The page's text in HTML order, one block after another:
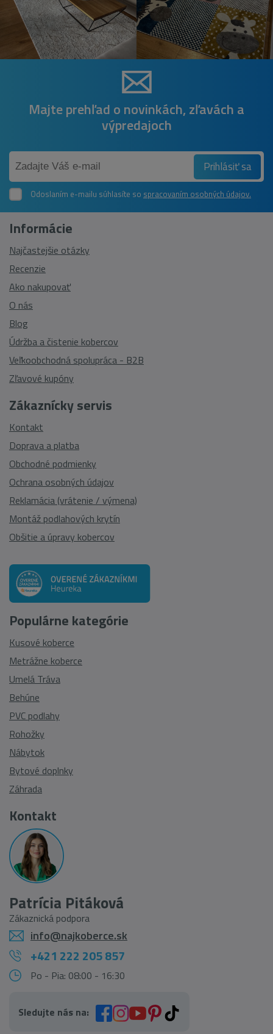
Majte prehľad o novinkách, zľavách a
výpredajoch
Prihlásiť sa
Odoslaním e-mailu súhlasíte so spracovaním osobných údajov.
Zákaznícky servis
Kontakt
Doprava a platba
Obchodné podmienky
Ochrana osobných údajov
Reklamácia (vrátenie / výmena)
Montáž podlahových krytín
Obšitie a úpravy kobercov
Informácie
Najčastejšie otázky
Recenzie
Ako nakupovať
O nás
Blog
Údržba a čistenie kobercov
Veľkoobchodná spolupráca - B2B
Zľavové kupóny
Populárne kategórie
Kusové koberce
Metrážne koberce
Umelá Tráva
Behúne
PVC podlahy
Rohožky
Nábytok
Bytové doplnky
Záhrada
Kontakt
Patrícia Pitáková
Zákaznická podpora
info@najkoberce.sk
+421 222 205 857
Po - Pia: 08:00 - 16:30
Sledujte nás na: